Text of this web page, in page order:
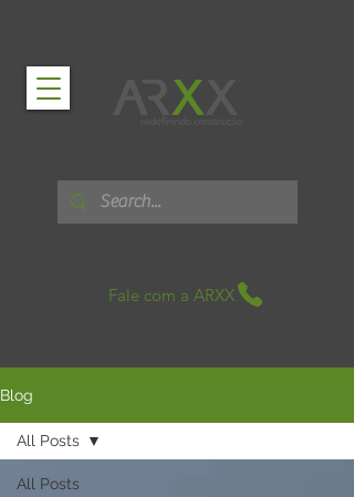
Fale com a ARXX
Blog
All Posts
All Posts